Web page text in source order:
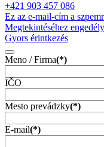
+421 903 457 086
Ez az e-mail-cím a
Megtekintéséhez
Gyors érintkezés
Meno / Firma(*)
IČO
Mesto prevádzky(*)
E-mail(*)